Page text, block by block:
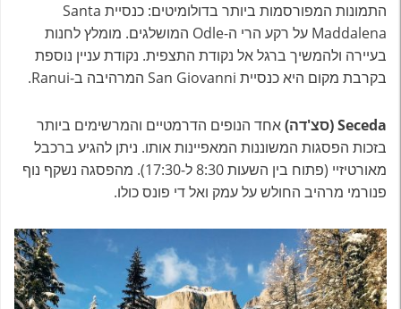
התמונות המפורסמות ביותר בדולומיטים: כנסיית Santa
Maddalena על רקע הרי ה-Odle המושלגים. מומלץ לחנות
בעיירה ולהמשיך ברגל אל נקודת התצפית. נקודת עניין נוספת
בקרבת מקום היא כנסיית San Giovanni המרהיבה ב-Ranui.
Seceda (סצ'דה)
אחד הנופים הדרמטיים והמרשימים ביותר
בזכות הפסגות המשוננות המאפיינות אותו. ניתן להגיע ברכבל
מאורטיזיי (פתוח בין השעות 8:30 ל-17:30). מהפסגה נשקף נוף
פנורמי מרהיב החולש על עמק ואל די פונס כולו.